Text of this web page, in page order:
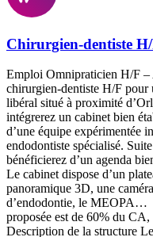
Chirurgien-dentiste
Emploi Omnipraticien H/F
chirurgien-dentiste H/F pour
libéral situé à proximité
intégrerez un cabinet bien
d’une équipe expérimentée
endodontiste spécialisé.
bénéficierez d’un agenda
Le cabinet dispose d’un
panoramique 3D, une
d’endodontie, le MEOPA…
proposée est de 60% du
Description de la structure